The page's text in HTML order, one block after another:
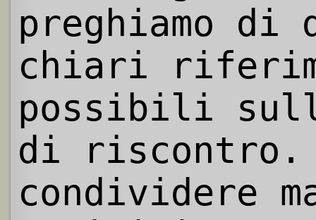
preghiamo
chiari
possibili
di riscontro.
condividere